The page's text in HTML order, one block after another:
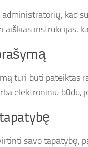
kad
aiškias instrukcijas,
turi būti pateiktas
elektroniniu būdu,
savo tapatybę,